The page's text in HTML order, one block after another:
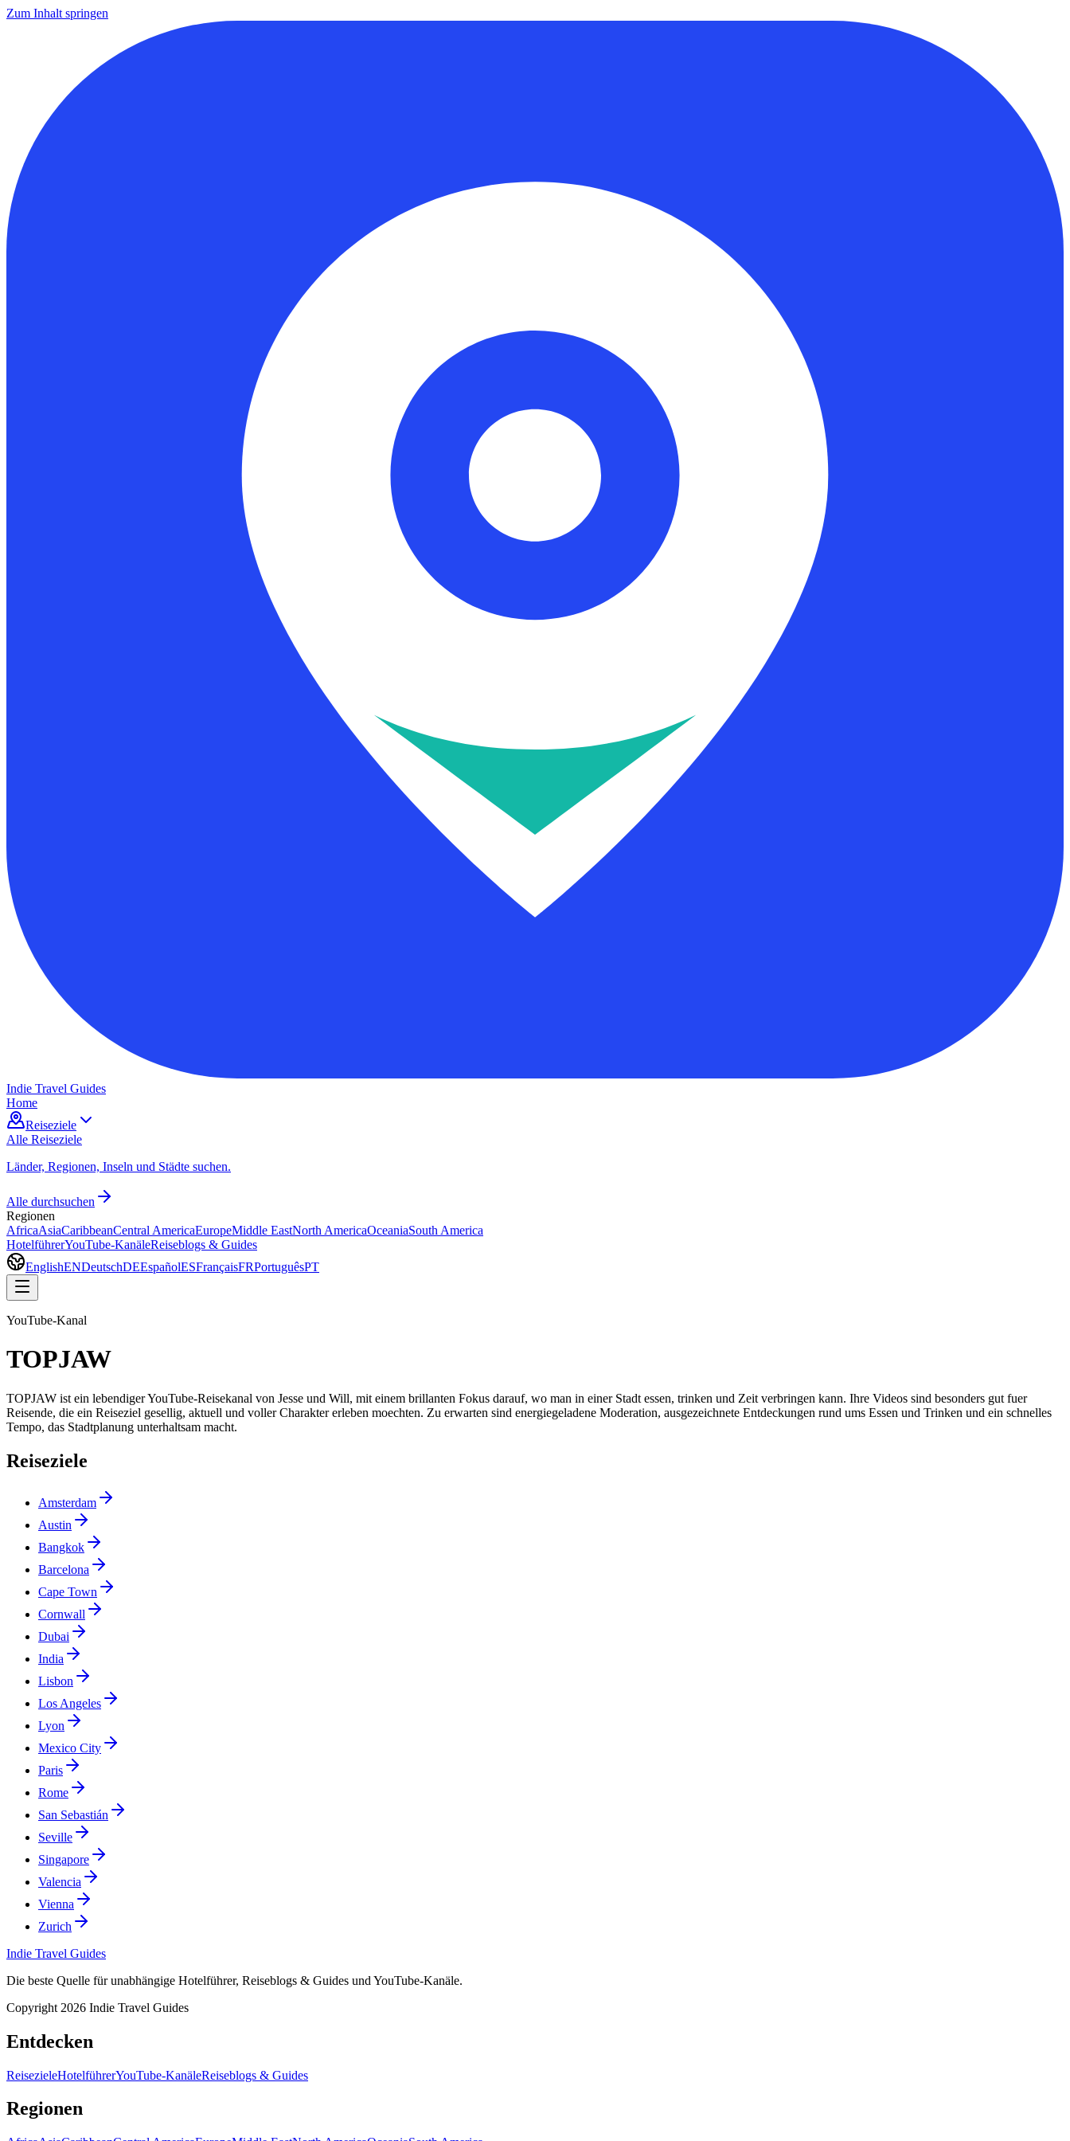
Zum Inhalt springen
Indie Travel Guides
Home
Reiseziele
Alle Reiseziele
Länder, Regionen, Inseln und Städte suchen.
Alle durchsuchen
Regionen
AfricaAsiaCaribbeanCentral AmericaEuropeMiddle EastNorth AmericaOceaniaSouth America
HotelführerYouTube-KanäleReiseblogs & Guides
EnglishENDeutschDEEspañolESFrançaisFRPortuguêsPT
YouTube-Kanal
TOPJAW
TOPJAW ist ein lebendiger YouTube-Reisekanal von Jesse und Will, mit einem brillanten Fokus darauf, wo man in einer Stadt essen, trinken und Zeit verbringen kann. Ihre Videos sind besonders gut fuer
Reisende, die ein Reiseziel gesellig, aktuell und voller Charakter erleben moechten. Zu erwarten sind energiegeladene Moderation, ausgezeichnete Entdeckungen rund ums Essen und Trinken und ein schnelles
Tempo, das Stadtplanung unterhaltsam macht.
Reiseziele
Amsterdam
Austin
Bangkok
Barcelona
Cape Town
Cornwall
Dubai
India
Lisbon
Los Angeles
Lyon
Mexico City
Paris
Rome
San Sebastián
Seville
Singapore
Valencia
Vienna
Zurich
Indie Travel Guides
Die beste Quelle für unabhängige Hotelführer, Reiseblogs & Guides und YouTube-Kanäle.
Copyright 2026 Indie Travel Guides
Entdecken
ReisezieleHotelführerYouTube-KanäleReiseblogs & Guides
Regionen